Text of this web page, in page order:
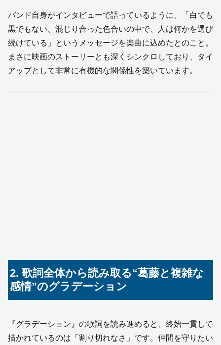
バンド自身がインタビューで語っているように、「白でも
黒でもない、混じり合った色合いの中で、人は何かを選び
続けている」というメッセージを楽曲に込めたとのこと。
まさに映画のストーリーとも深くシンクロしており、タイ
アップとして非常に有機的な関係性を築いています。
2. 歌詞全体から読み取る“葛藤と複雑な
感情”のグラデーション
『グラデーション』の歌詞を読み進めると、終始一貫して
描かれているのは「割り切れなさ」です。仲間を守りたい